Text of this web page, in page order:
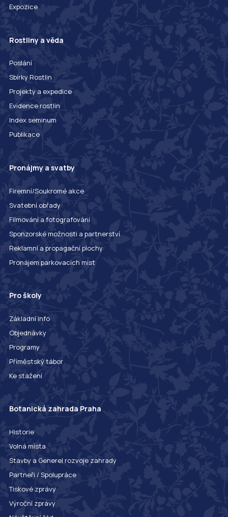
Expozice
Rostliny a věda
Poslání
Sbírky Rostlin
Projekty a expedice
Evidence rostlin
Index seminum
Publikace
Pronájmy a svatby
Firemní/Soukromé akce
Svatební obřady
Filmování a fotografování
Sponzorské možnosti a partnerství
Reklamní a propagační plochy
Pronájem parkovacích míst
Pro školy
Základní info
Objednávky
Programy
Příměstský tábor
Ke stažení
Botanická zahrada Praha
Historie
Volná místa
Stavby a Generel rozvoje zahrady
Partneři / Spolupráce
Tiskové zprávy
Výroční zprávy